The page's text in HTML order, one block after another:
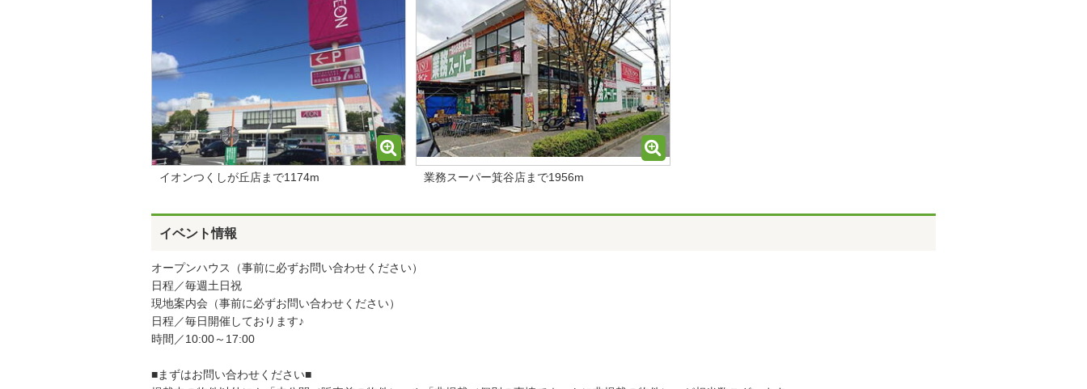
イオンつくしが丘店まで1174m 業務スーパー箕谷店まで1956m
イベント情報
オープンハウス（事前に必ずお問い合わせください）
日程／毎週土日祝
現地案内会（事前に必ずお問い合わせください）
日程／毎日開催しております♪
時間／10:00～17:00
■まずはお問い合わせください■